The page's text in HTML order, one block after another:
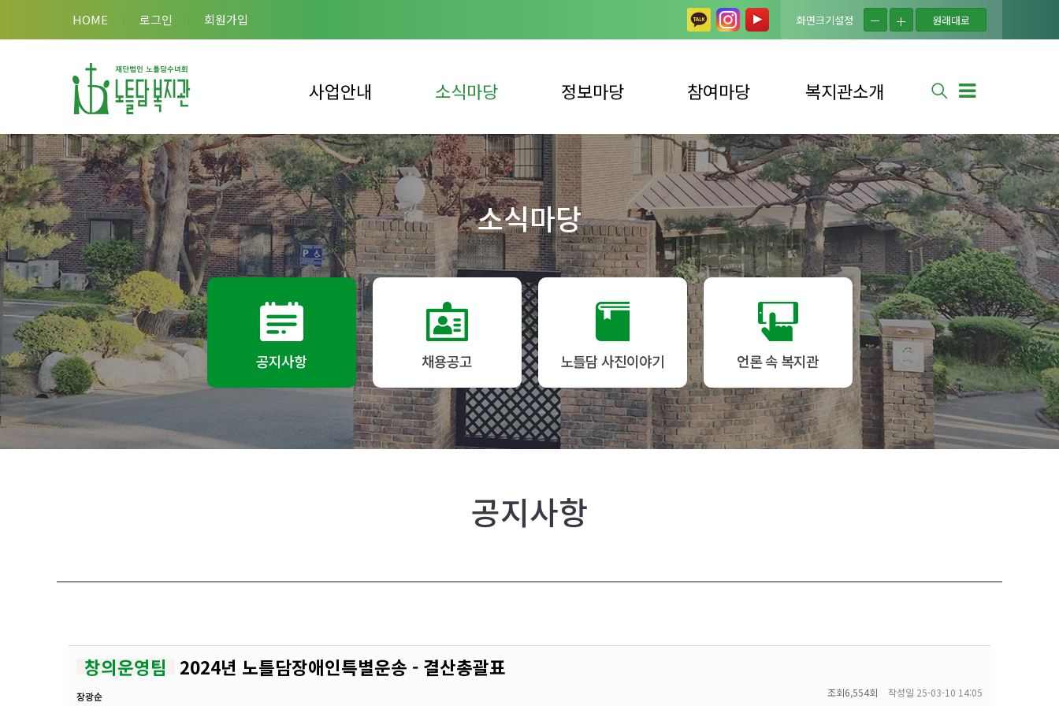
화면크기설정 원래대로
HOME 로그인 회원가입
사업안내
이용안내
복지관 사업안내
복합시설 사업안내
소식마당
공지사항
채용공고
노틀담 사진이야기
언론 속 복지관
정보마당
일반 자료실
동영상 자료실
발간 자료실
복지뉴스
참여마당
상담실
자주하는 질문
자원봉사 신청
자원봉사 소식
후원 신청
후원 소식
견학안내
복지관소개
법인소개
복지관소개
연혁
시설현황
조직도
이용자의 권리
셔틀버스 안내
찾아오시는 길
소식마당
공지사항 채용공고 노틀담 사진이야기 언론 속 복지관
공지사항
창의운영팀 2024년 노틀담장애인특별운송 - 결산총괄표
장광순 조회6,554회 작성일 25-03-10 14:05